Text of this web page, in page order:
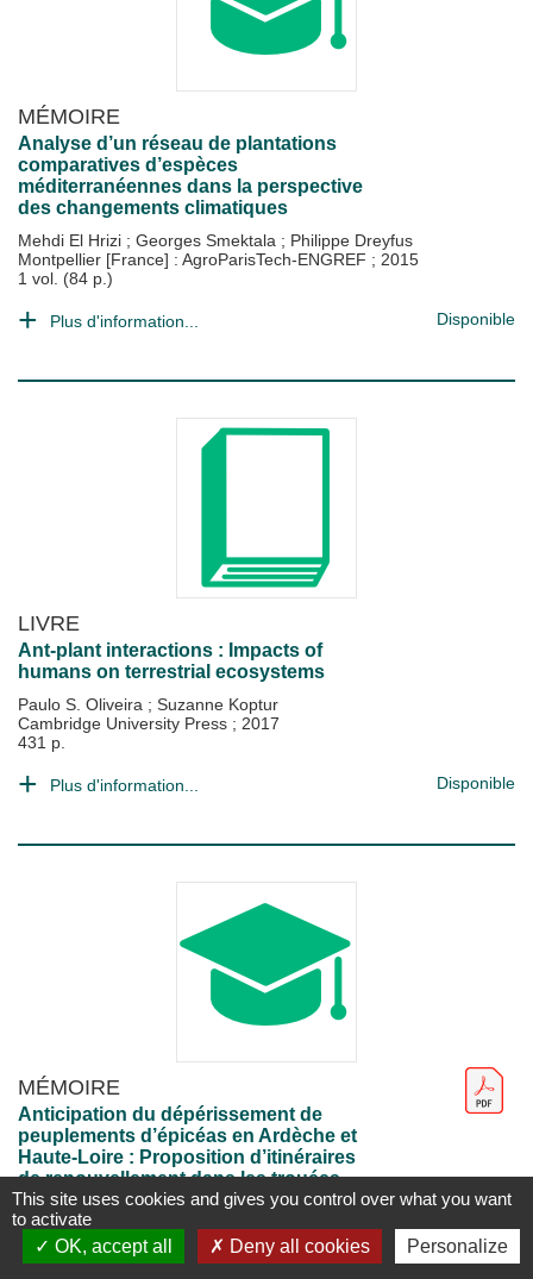
MÉMOIRE
Analyse d’un réseau de plantations
comparatives d’espèces
méditerranéennes dans la perspective
des changements climatiques
Mehdi El Hrizi ; Georges Smektala ; Philippe Dreyfus
Montpellier [France] : AgroParisTech-ENGREF ; 2015
1 vol. (84 p.)
Plus d'information... Disponible
LIVRE
Ant-plant interactions : Impacts of
humans on terrestrial ecosystems
Paulo S. Oliveira ; Suzanne Koptur
Cambridge University Press ; 2017
431 p.
Plus d'information... Disponible
MÉMOIRE
Anticipation du dépérissement de
peuplements d’épicéas en Ardèche et
Haute-Loire : Proposition d’itinéraires
de renouvellement dans les trouées
Chloé Dulieu ;Eric Lacombe; Nicolas Monneret
Nancy [France] : AgroParisTech;2022
1 vol. (64 p.)
This site uses cookies and gives you control over what you want
to activate
OK, accept all
Deny all cookies Personalize